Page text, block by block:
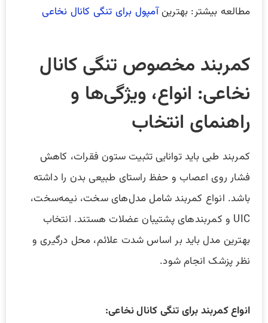
مطالعه بیشتر: بهترینآمپول برای تنگی کانال نخاعی
کمربند مخصوص تنگی کانال
نخاعی: انواع، ویژگی‌ها و
راهنمای انتخاب
کمربند طبی باید توانایی تثبیت ستون فقرات، کاهش
فشار روی اعصاب و حفظ راستای طبیعی بدن را داشته
باشد. انواع کمربند شامل مدل‌های سخت، نیمه‌سخت،
UIC و کمربندهای پشتیبان عضلات هستند. انتخاب
بهترین مدل باید بر اساس شدت علائم، محل درگیری و
نظر پزشک انجام شود.
انواع کمربند برای تنگی کانال نخاعی: